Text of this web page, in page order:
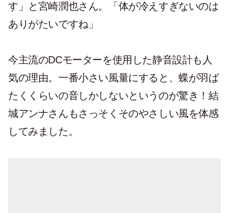
す」と宮崎潤也さん。「体が冷えすぎないのは
ありがたいですね」
今主流のDCモーターを使用した静音設計も人
気の理由。一番小さい風量にすると、蝶が羽ば
たくくらいの音しかしないというのが驚き！結
城アンナさんもさっそくそのやさしい風を体感
してみました。